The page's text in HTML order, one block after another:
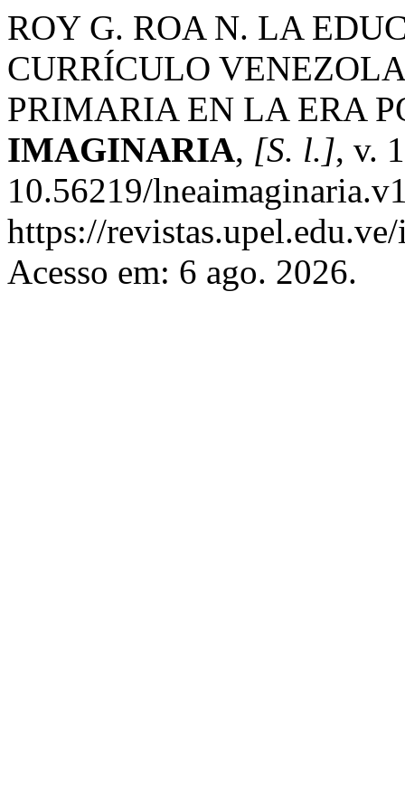
ROY G. ROA N. LA
CURRÍCULO
PRIMARIA EN LA ERA
IMAGINARIA, [S. l.], v.
10.56219/
https://
Acesso em: 6 ago. 2026.